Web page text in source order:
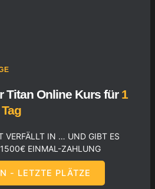
Titan Online Kurs für 1
VERFÄLLT IN … UND GIBT ES
EINMAL-ZAHLUNG
- LETZTE PLÄTZE